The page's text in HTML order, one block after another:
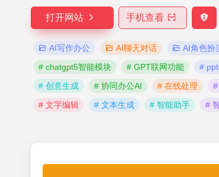
打开网站 手机查看
AI写作办公 AI聊天对话 AI角色扮
# chatgpt5智能模块
# GPT联网功能 #
# 创意生成
# 协同办公AI # 在线处理
# 文字编辑
# 文本生成 # 智能助手 #